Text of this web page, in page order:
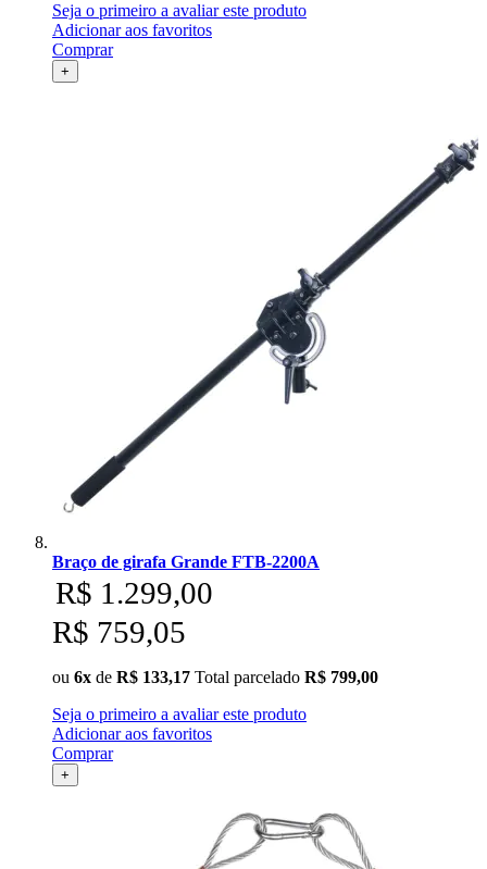
Seja o primeiro a avaliar este produto
Adicionar aos favoritos
Comprar
+
Braço de girafa Grande FTB-2200A
R$ 1.299,00
R$ 759,05
ou 6x de R$ 133,17 Total parcelado R$ 799,00
Seja o primeiro a avaliar este produto
Adicionar aos favoritos
Comprar
+